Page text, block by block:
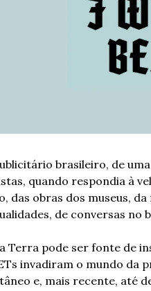
brasileiro, de
quando respondia à
das obras dos museus,
de conversas no
Terra pode ser fonte de
invadiram o mundo da
e, mais recente, até